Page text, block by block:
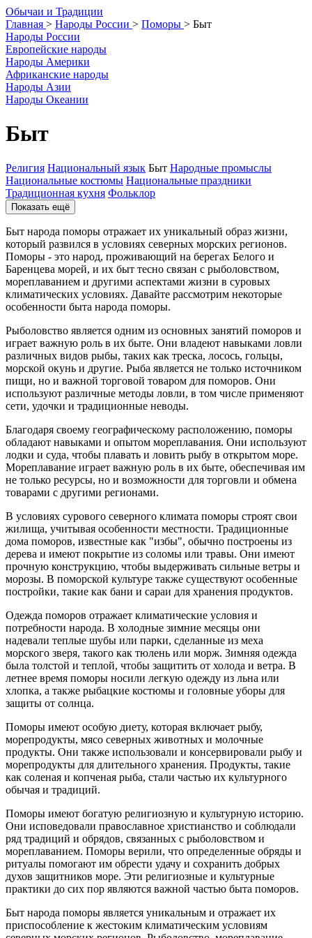
Обычаи и Традиции
Главная > Народы России > Поморы > Быт
Народы России
Европейские народы
Народы Америки
Африканские народы
Народы Азии
Народы Океании
Быт
Религия Национальный язык Быт Народные промыслы
Национальные костюмы Национальные праздники
Традиционная кухня Фольклор
Показать ещё
Быт народа поморы отражает их уникальный образ жизни,
который развился в условиях северных морских регионов.
Поморы - это народ, проживающий на берегах Белого и
Баренцева морей, и их быт тесно связан с рыболовством,
мореплаванием и другими аспектами жизни в суровых
климатических условиях. Давайте рассмотрим некоторые
особенности быта народа поморы.
Рыболовство является одним из основных занятий поморов и
играет важную роль в их быте. Они владеют навыками ловли
различных видов рыбы, таких как треска, лосось, гольцы,
морской окунь и другие. Рыба является не только источником
пищи, но и важной торговой товаром для поморов. Они
используют различные методы ловли, в том числе применяют
сети, удочки и традиционные неводы.
Благодаря своему географическому расположению, поморы
обладают навыками и опытом мореплавания. Они используют
лодки и суда, чтобы плавать и ловить рыбу в открытом море.
Мореплавание играет важную роль в их быте, обеспечивая им
не только ресурсы, но и возможности для торговли и обмена
товарами с другими регионами.
В условиях сурового северного климата поморы строят свои
жилища, учитывая особенности местности. Традиционные
дома поморов, известные как "избы", обычно построены из
дерева и имеют покрытие из соломы или травы. Они имеют
прочную конструкцию, чтобы выдерживать сильные ветры и
морозы. В поморской культуре также существуют особенные
постройки, такие как бани и сараи для хранения продуктов.
Одежда поморов отражает климатические условия и
потребности народа. В холодные зимние месяцы они
надевали теплые шубы или парки, сделанные из меха
морского зверя, такого как тюлень или морж. Зимняя одежда
была толстой и теплой, чтобы защитить от холода и ветра. В
летнее время поморы носили легкую одежду из льна или
хлопка, а также рыбацкие костюмы и головные уборы для
защиты от солнца.
Поморы имеют особую диету, которая включает рыбу,
морепродукты, мясо северных животных и молочные
продукты. Они также использовали и консервировали рыбу и
морепродукты для длительного хранения. Продукты, такие
как соленая и копченая рыба, стали частью их культурного
обычая и традиций.
Поморы имеют богатую религиозную и культурную историю.
Они исповедовали православное христианство и соблюдали
ряд традиций и обрядов, связанных с рыболовством и
мореплаванием. Поморы верили, что определенные обряды и
ритуалы помогают им обрести удачу и сохранить добрых
духов защитников море. Эти религиозные и культурные
практики до сих пор являются важной частью быта поморов.
Быт народа поморы является уникальным и отражает их
приспособление к жестоким климатическим условиям